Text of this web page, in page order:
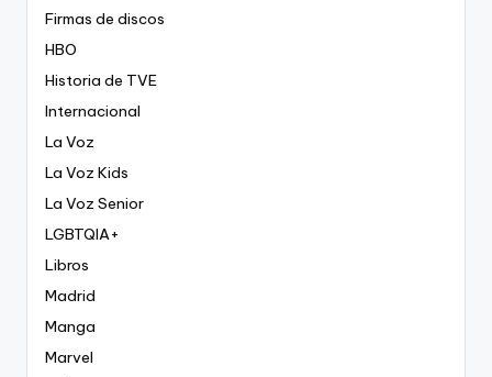
Firmas de discos
HBO
Historia de TVE
Internacional
La Voz
La Voz Kids
La Voz Senior
LGBTQIA+
Libros
Madrid
Manga
Marvel